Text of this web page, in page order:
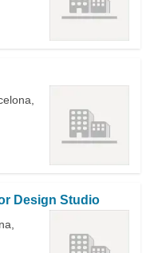
Design Studio